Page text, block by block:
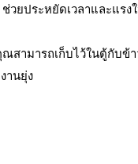
ยประหยัดเวลาและแร
สามารถเก็บไว้ในตู้กับ
านยุ่ง